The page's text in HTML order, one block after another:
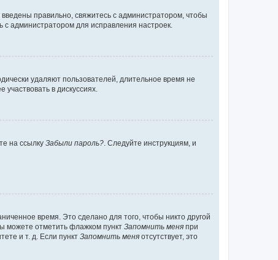
правильно, свяжитесь с администратором, чтобы
администратором для исправления настроек.
удаляют пользователей, длительное время не
в дискуссиях.
на ссылку Забыли пароль? . Следуйте инструкциям, и
время. Это сделано для того, чтобы никто другой
можете отметить флажком пункт Запомнить меня при
и т. д. Если пункт Запомнить меня отсутствует, это